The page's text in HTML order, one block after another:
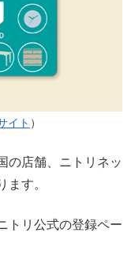
イト ）
の店舗、ニトリネッ
ます。
トリ公式の登録ペー